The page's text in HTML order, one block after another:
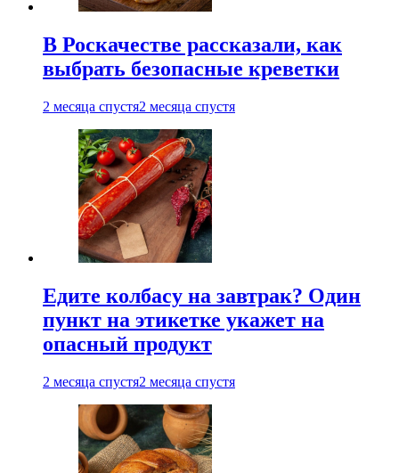
В Роскачестве рассказали, как
выбрать безопасные креветки
2 месяца спустя2 месяца спустя
Едите колбасу на завтрак? Один
пункт на этикетке укажет на
опасный продукт
2 месяца спустя2 месяца спустя